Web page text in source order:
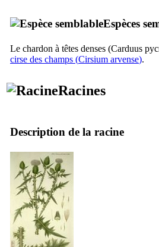
Espèces
Le chardon à têtes denses (Carduus
cirse des champs (Cirsium arvense).
Racines
Description de la racine